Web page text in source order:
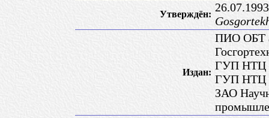
Утверждён:
Издан:
ПИО ОБТ
ГУП НТЦ
ГУП НТЦ
ЗАО